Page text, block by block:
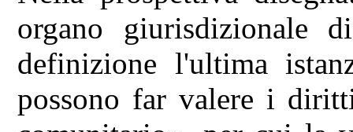
organo giurisdizionale
definizione l'ultima
possono far valere i